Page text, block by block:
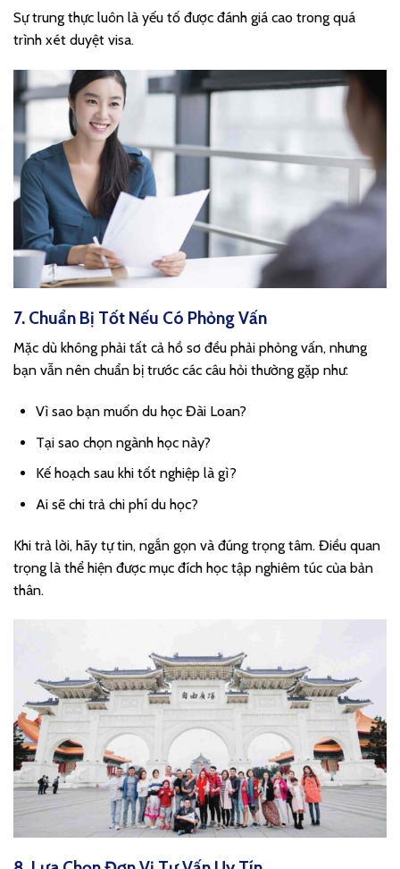
Sự trung thực luôn là yếu tố được đánh giá cao trong quá
trình xét duyệt visa.
7. Chuẩn Bị Tốt Nếu Có Phỏng Vấn
Mặc dù không phải tất cả hồ sơ đều phải phỏng vấn, nhưng
bạn vẫn nên chuẩn bị trước các câu hỏi thường gặp như:
Vì sao bạn muốn du học Đài Loan?
Tại sao chọn ngành học này?
Kế hoạch sau khi tốt nghiệp là gì?
Ai sẽ chi trả chi phí du học?
Khi trả lời, hãy tự tin, ngắn gọn và đúng trọng tâm. Điều quan
trọng là thể hiện được mục đích học tập nghiêm túc của bản
thân.